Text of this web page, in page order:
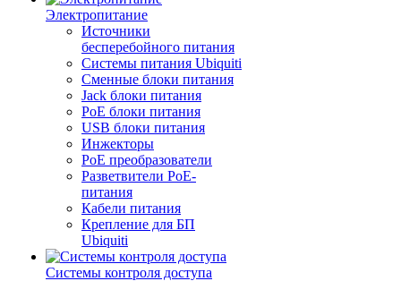
Электропитание
Источники
бесперебойного питания
Системы питания Ubiquiti
Сменные блоки питания
Jack блоки питания
PoE блоки питания
USB блоки питания
Инжекторы
PoE преобразователи
Разветвители PoE-
питания
Кабели питания
Крепление для БП
Ubiquiti
Системы контроля доступа